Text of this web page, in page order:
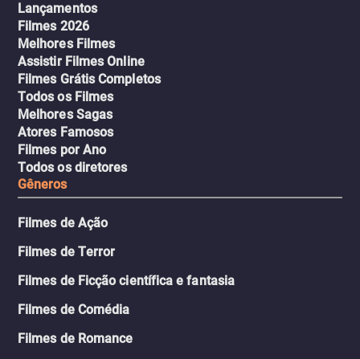
Lançamentos
Filmes 2026
Melhores Filmes
Assistir Filmes Online
Filmes Grátis Completos
Todos os Filmes
Melhores Sagas
Atores Famosos
Filmes por Ano
Todos os diretores
Gêneros
Filmes de Ação
Filmes de Terror
Filmes de Ficção científica e fantasia
Filmes de Comédia
Filmes de Romance